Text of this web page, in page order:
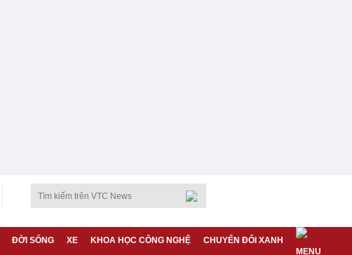
ĐỜI SỐNG XE KHOA HỌC CÔNG NGHỆ CHUYỂN ĐỔI XANH